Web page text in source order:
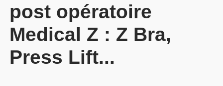
post opératoire
Medical Z : Z Bra,
Press Lift...